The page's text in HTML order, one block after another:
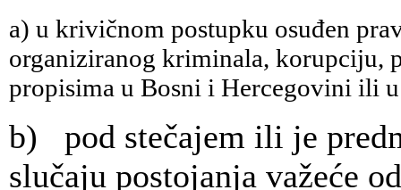
a) u krivičnom postupku osuđen
organiziranog kriminala, korupciju,
propisima u Bosni i Hercegovini ili
b) pod stečajem ili je
slučaju postojanja važeće